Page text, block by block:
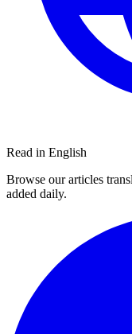
Read in English
Browse our articles
added daily.